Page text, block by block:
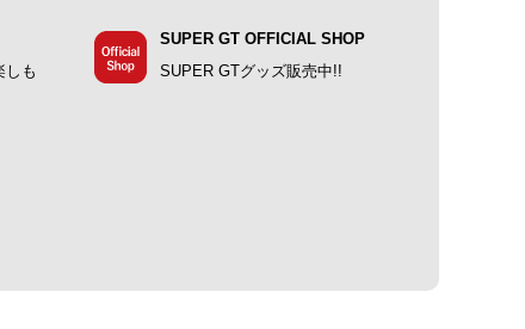
しも
SUPER GT OFFICIAL SHOP
SUPER GTグッズ販売中!!